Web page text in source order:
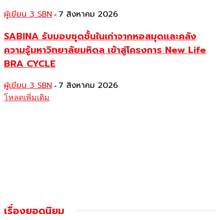
ผู้เขียน 3 SBN - 7 สิงหาคม 2026
SABINA รับมอบชุดชั้นในเก่าจากหอสมุดและคลัง
ความรู้มหาวิทยาลัยมหิดล เข้าสู่โครงการ New Life
BRA CYCLE
ผู้เขียน 3 SBN - 7 สิงหาคม 2026
โหลดเพิ่มเติม
เรื่องยอดนิยม